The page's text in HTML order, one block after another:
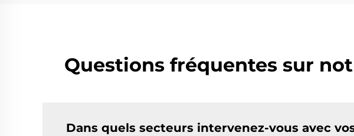
Questions fréquentes sur
Dans quels secteurs intervenez-vous avec